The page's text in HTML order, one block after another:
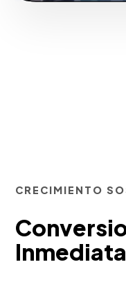
CRECIMIENTO